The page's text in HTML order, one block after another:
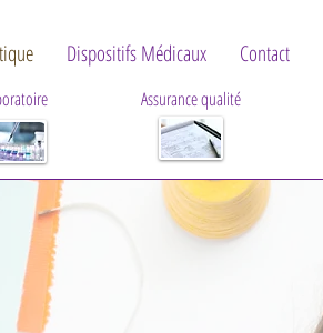
Dispositifs Médicaux Contact
Assurance qualité